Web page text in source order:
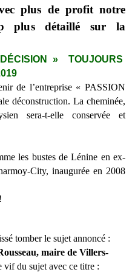
plus de profit notre
plus détaillé sur la
» TOUJOURS
de l’entreprise « PASSION
déconstruction. La cheminée,
sera-t-elle conservée et
les bustes de Lénine en ex-
City, inaugurée en 2008
tomber le sujet annoncé :
maire de Villers-
vif du sujet avec ce titre :